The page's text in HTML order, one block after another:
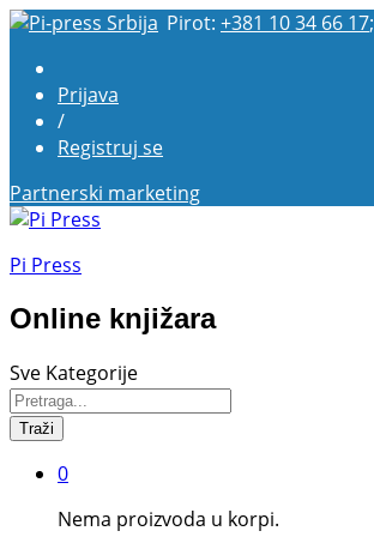
Pirot: +381 10 34 66 17;
Prijava
/
Registruj se
Partnerski marketing
Pi Press
Online knjižara
Sve Kategorije
Traži
0
Nema proizvoda u korpi.